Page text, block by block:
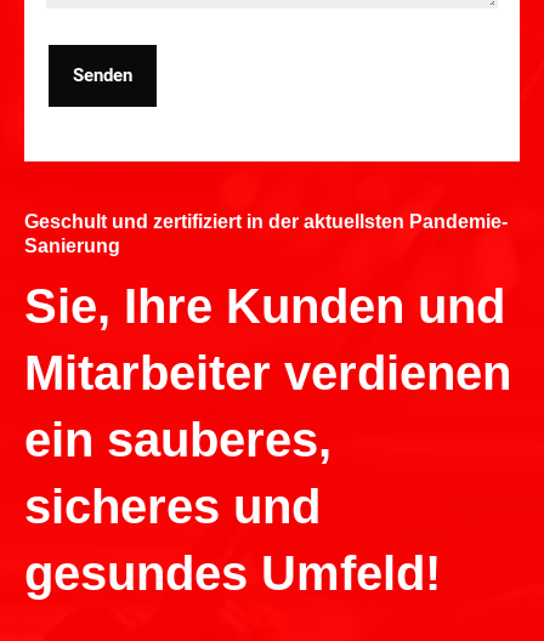
Senden
Geschult und zertifiziert in der aktuellsten Pandemie-
Sanierung
Sie, Ihre Kunden und
Mitarbeiter verdienen
ein sauberes,
sicheres und
gesundes Umfeld!